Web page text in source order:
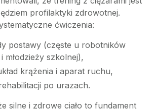
profilaktyki zdrowotnej.
ćwiczenia:
postawy (częste u robotników
szkolnej),
krążenia i aparat ruchu,
po urazach.
silne i zdrowe ciało to fundament